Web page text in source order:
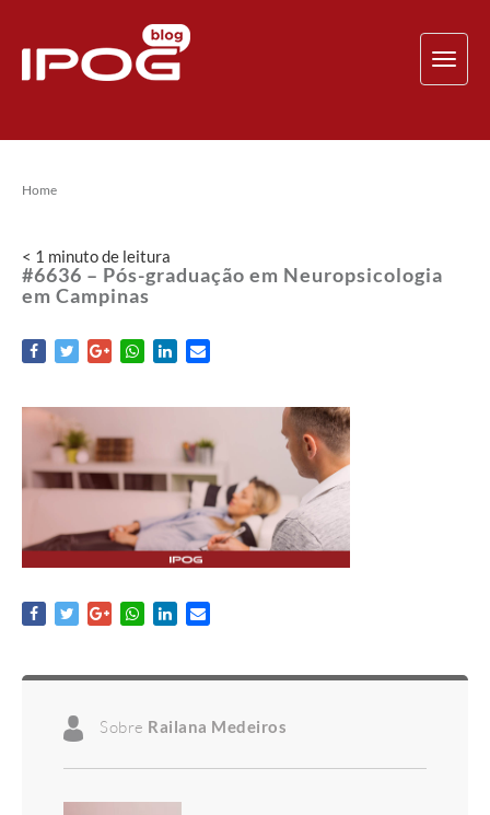
Home
< 1 minutode leitura
#6636 – Pós-graduação em Neuropsicologia
em Campinas
Sobre Railana Medeiros